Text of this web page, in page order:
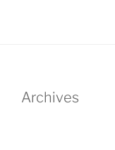
Archives